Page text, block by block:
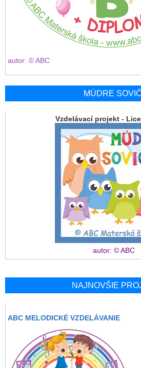
autor: © ABC
MÚDRE
Vzdelávací projekt -
autor: © ABC
NAJNOVŠIE
ABC MELODICKÉ VZDELÁVANIE